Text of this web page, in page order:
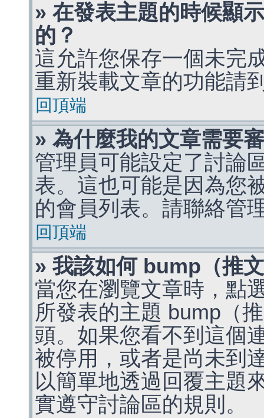
» 在發表主題的時候顯
的？
這允許您保存一個未完
重新裝載文章的功能請
回頂端
» 為什麼我的文章需要
管理員可能設定了討論
表。這也可能是因為您
的會員列表。請聯絡管
回頂端
» 我該如何 bump（推
當您在瀏覽文章時，點
所發表的主題 bump（
頭。如果您看不到這個
被停用，或者是尚未到
以簡單地透過回覆主題
實遵守討論區的規則。